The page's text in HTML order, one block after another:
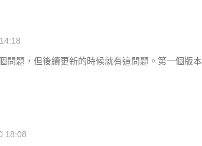
問題，但後續更新的時候就有這問題。第一個版
18:08